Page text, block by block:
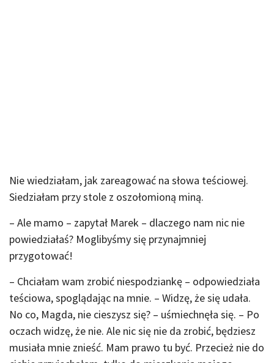
Nie wiedziałam, jak zareagować na słowa teściowej.
Siedziałam przy stole z oszołomioną miną.
– Ale mamo – zapytał Marek – dlaczego nam nic nie
powiedziałaś? Moglibyśmy się przynajmniej
przygotować!
– Chciałam wam zrobić niespodziankę – odpowiedziała
teściowa, spoglądając na mnie. – Widzę, że się udała.
No co, Magda, nie cieszysz się? – uśmiechnęła się. – Po
oczach widzę, że nie. Ale nic się nie da zrobić, będziesz
musiała mnie znieść. Mam prawo tu być. Przecież nie do